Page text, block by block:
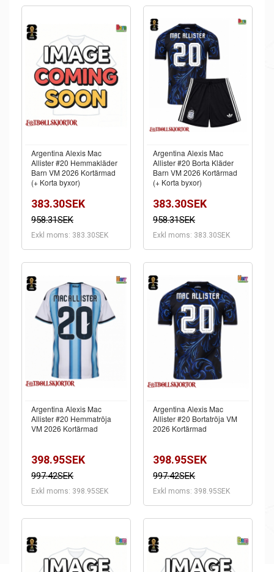
Argentina Alexis Mac
Allister #20 Hemmakläder
Barn VM 2026 Kortärmad
(+ Korta byxor)
383.30SEK
958.31SEK
Exkl moms: 383.30SEK
Argentina Alexis Mac
Allister #20 Borta Kläder
Barn VM 2026 Kortärmad
(+ Korta byxor)
383.30SEK
958.31SEK
Exkl moms: 383.30SEK
Argentina Alexis Mac
Allister #20 Hemmatröja
VM 2026 Kortärmad
398.95SEK
997.42SEK
Exkl moms: 398.95SEK
Argentina Alexis Mac
Allister #20 Bortatröja VM
2026 Kortärmad
398.95SEK
997.42SEK
Exkl moms: 398.95SEK